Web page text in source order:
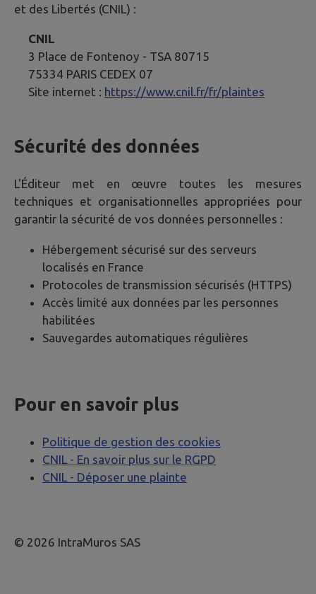
et des Libertés (CNIL) :
CNIL
3 Place de Fontenoy - TSA 80715
75334 PARIS CEDEX 07
Site internet : https://www.cnil.fr/fr/plaintes
Sécurité des données
L'Éditeur met en œuvre toutes les mesures
techniques et organisationnelles appropriées pour
garantir la sécurité de vos données personnelles :
Hébergement sécurisé sur des serveurs
localisés en France
Protocoles de transmission sécurisés (HTTPS)
Accès limité aux données par les personnes
habilitées
Sauvegardes automatiques régulières
Pour en savoir plus
Politique de gestion des cookies
CNIL - En savoir plus sur le RGPD
CNIL - Déposer une plainte
© 2026 IntraMuros SAS